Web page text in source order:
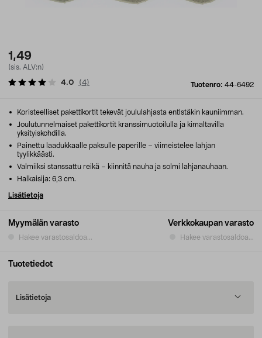
1,49
(sis. ALV:n)
Tuotenro: 44-6492
4.0 (4)
Myymälän varasto
Hakee varastosaldoa...
Verkkokaupan varasto
Hakee varastosaldoa...
Koristeelliset pakettikortit tekevät joululahjasta entistäkin kauniimman.
Joulutunnelmaiset pakettikortit kranssimuotoilulla ja kimaltavilla
yksityiskohdilla.
Painettu laadukkaalle paksulle paperille – viimeistelee lahjan
tyylikkäästi.
Valmiiksi stanssattu reikä – kiinnitä nauha ja solmi lahjanauhaan.
Halkaisija: 6,3 cm.
Lisätietoja
Tuotetiedot
Lisätietoja